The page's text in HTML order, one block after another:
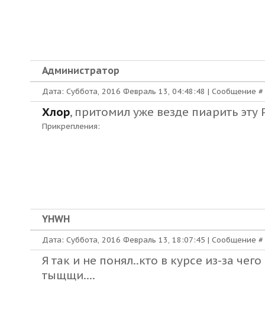
Администратор
Дата: Суббота, 2016 Февраль 13, 04:48:48 | Сообщение #
Хлор, притомил уже везде пиарить эту
Прикрепления:
YHWH
Дата: Суббота, 2016 Февраль 13, 18:07:45 | Сообщение #
Я так и не понял..кто в курсе из-за
тыщщи....